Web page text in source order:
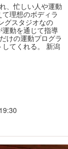
、忙しい人や運動
理想のボディラ
グスタジオなの
動を通じて指導
けの運動プログラ
してくれる。 新潟